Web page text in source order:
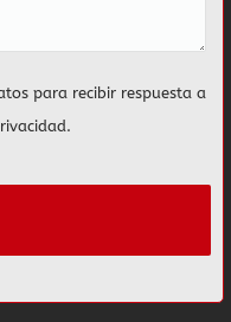
para recibir respuesta a
.